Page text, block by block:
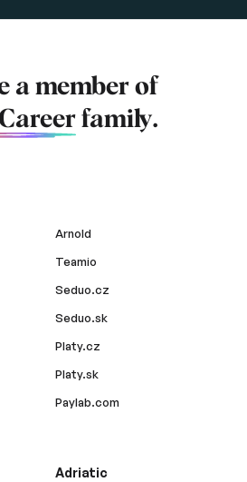
a member of
family.
Arnold
Teamio
Seduo.cz
Seduo.sk
Platy.cz
Platy.sk
Paylab.com
Adriatic